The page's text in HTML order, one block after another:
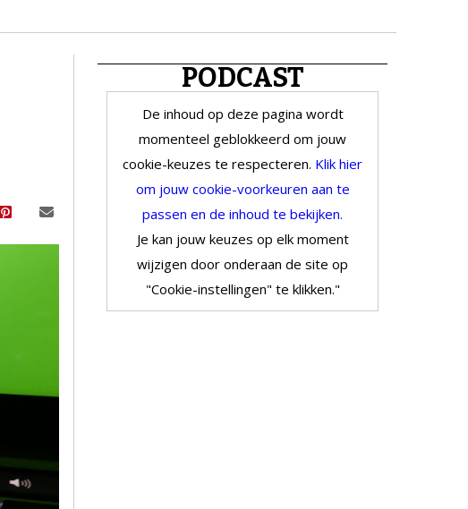
PODCAST
De inhoud op deze pagina wordt
momenteel geblokkeerd om jouw
cookie-keuzes te respecteren. Klik hier
om jouw cookie-voorkeuren aan te
passen en de inhoud te bekijken.
Je kan jouw keuzes op elk moment
wijzigen door onderaan de site op
"Cookie-instellingen" te klikken."